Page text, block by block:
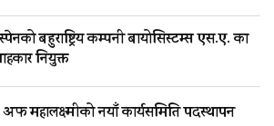
बहुराष्ट्रिय कम्पनी बायोसिस्टम्स एस.ए. का
नियुक्त
महालक्ष्मीको नयाँ कार्यसमिति पदस्थापन